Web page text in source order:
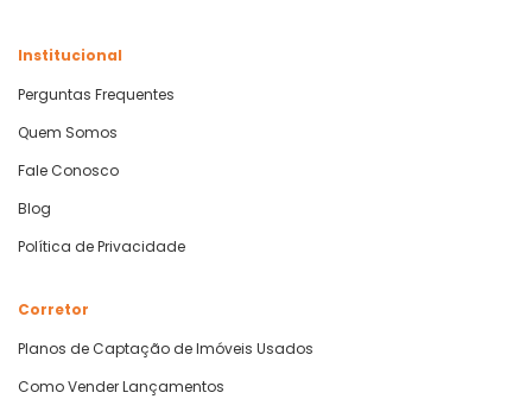
Institucional
Perguntas Frequentes
Quem Somos
Fale Conosco
Blog
Política de Privacidade
Corretor
Planos de Captação de Imóveis Usados
Como Vender Lançamentos